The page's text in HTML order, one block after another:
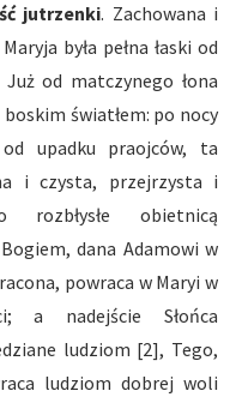
jutrzenki. Zachowana i
była pełna łaski od
od matczynego łona
światłem: po nocy
upadku praojców, ta
i czysta, przejrzysta i
obietnicą
dana Adamowi w
powraca w Maryi w
a nadejście Słońca
ludziom [2], Tego,
ludziom dobrej woli